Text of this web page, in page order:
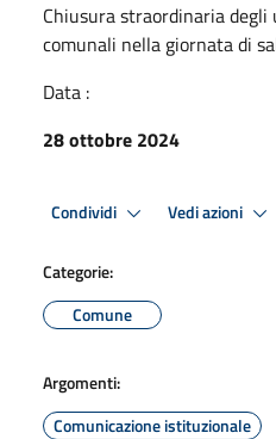
Chiusura straordinaria degli
comunali nella giornata di
Data :
28 ottobre 2024
Condividi Vedi azioni
Categorie:
Comune
Argomenti:
Comunicazione istituzionale